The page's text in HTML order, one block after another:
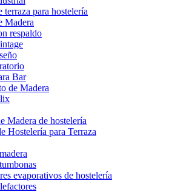
terraza para hostelería
Madera
respaldo
Bar
de Madera
Madera de hostelería
Hostelería para Terraza
evaporativos de hostelería